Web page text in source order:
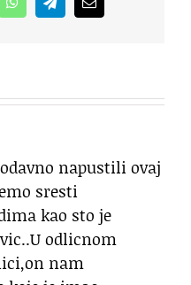
WhatsAppTelegramEmail
napustili ovaj
sresti
kao sto je
odlicnom
nam